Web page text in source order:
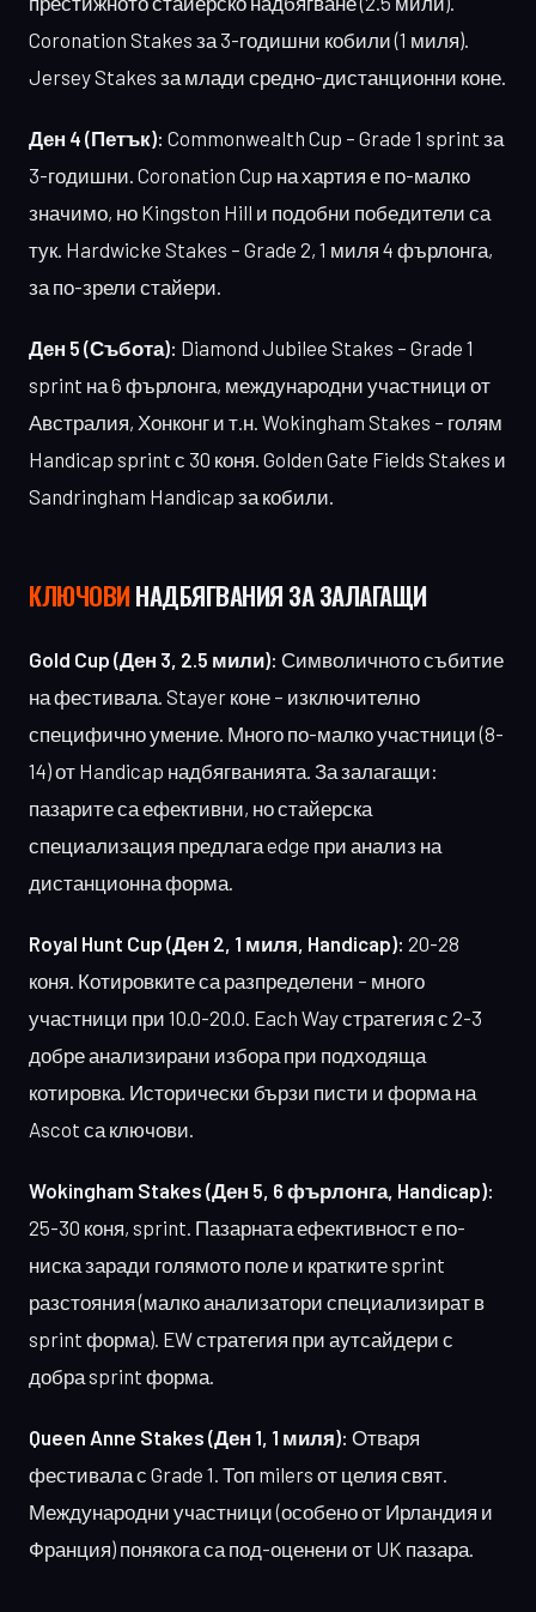
Coronation Stakes за 3-годишни кобили (1 миля).
Jersey Stakes за млади средно-дистанционни коне.
Ден 4 (Петък): Commonwealth Cup – Grade 1 sprint за
3-годишни. Coronation Cup на хартия е по-малко
значимо, но Kingston Hill и подобни победители са
тук. Hardwicke Stakes – Grade 2, 1 миля 4 фърлонга,
за по-зрели стайери.
Ден 5 (Събота): Diamond Jubilee Stakes – Grade 1
sprint на 6 фърлонга, международни участници от
Австралия, Хонконг и т.н. Wokingham Stakes – голям
Handicap sprint с 30 коня. Golden Gate Fields Stakes и
Sandringham Handicap за кобили.
КЛЮЧОВИНАДБЯГВАНИЯ ЗА ЗАЛАГАЩИ
Gold Cup (Ден 3, 2.5 мили): Символичното събитие
на фестивала. Stayer коне – изключително
специфично умение. Много по-малко участници (8-
14) от Handicap надбягванията. За залагащи:
пазарите са ефективни, но стайерска
специализация предлага edge при анализ на
дистанционна форма.
Royal Hunt Cup (Ден 2, 1 миля, Handicap): 20-28
коня. Котировките са разпределени – много
участници при 10.0-20.0. Each Way стратегия с 2-3
добре анализирани избора при подходяща
котировка. Исторически бързи писти и форма на
Ascot са ключови.
Wokingham Stakes (Ден 5, 6 фърлонга, Handicap):
25-30 коня, sprint. Пазарната ефективност е по-
ниска заради голямото поле и кратките sprint
разстояния (малко анализатори специализират в
sprint форма). EW стратегия при аутсайдери с
добра sprint форма.
Queen Anne Stakes (Ден 1, 1 миля): Отваря
фестивала с Grade 1. Топ milers от целия свят.
Международни участници (особено от Ирландия и
Франция) понякога са под-оценени от UK пазара.